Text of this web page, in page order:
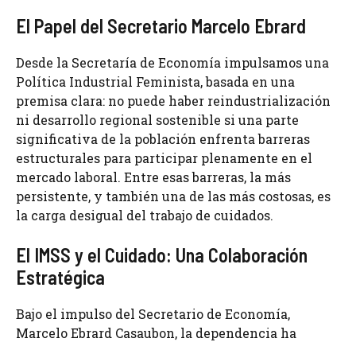
El Papel del Secretario Marcelo Ebrard
Desde la Secretaría de Economía impulsamos una
Política Industrial Feminista, basada en una
premisa clara: no puede haber reindustrialización
ni desarrollo regional sostenible si una parte
significativa de la población enfrenta barreras
estructurales para participar plenamente en el
mercado laboral. Entre esas barreras, la más
persistente, y también una de las más costosas, es
la carga desigual del trabajo de cuidados.
El IMSS y el Cuidado: Una Colaboración
Estratégica
Bajo el impulso del Secretario de Economía,
Marcelo Ebrard Casaubon, la dependencia ha